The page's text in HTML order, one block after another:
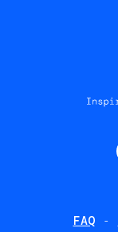
FAQ